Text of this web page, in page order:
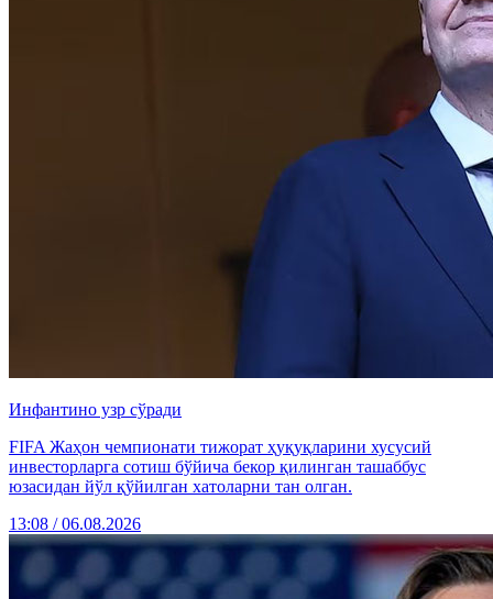
Инфантино узр сўради
FIFA Жаҳон чемпионати тижорат ҳуқуқларини хусусий
инвесторларга сотиш бўйича бекор қилинган ташаббус
юзасидан йўл қўйилган хатоларни тан олган.
13:08 / 06.08.2026